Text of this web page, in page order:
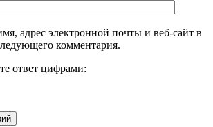
адрес электронной почты и веб-сайт в
комментария.
ответ цифрами: